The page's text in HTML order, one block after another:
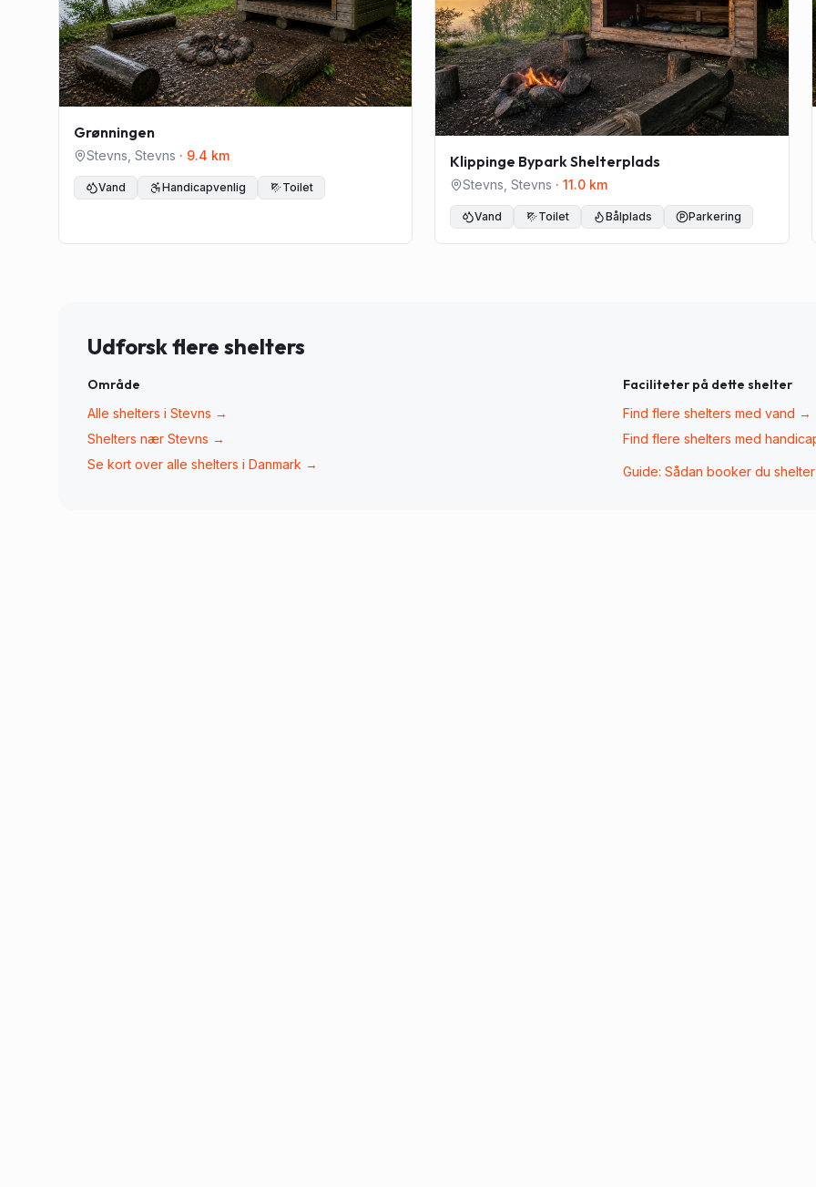
Grønningen
Stevns Stevns · 9.4 km
Vand Handicapvenlig Toilet
Klippinge Bypark Shelterplads
Stevns ,Stevns ·11.0 km
Vand Toilet Bålplads Parkering
Udforsk flere shelters
Område
Alle shelters i Stevns →
Shelters nær Stevns →
Se kort over alle shelters i Danmark →
Faciliteter på dette shelter
Find flere shelters med vand →
Find flere shelters med
Guide: Sådan booker du